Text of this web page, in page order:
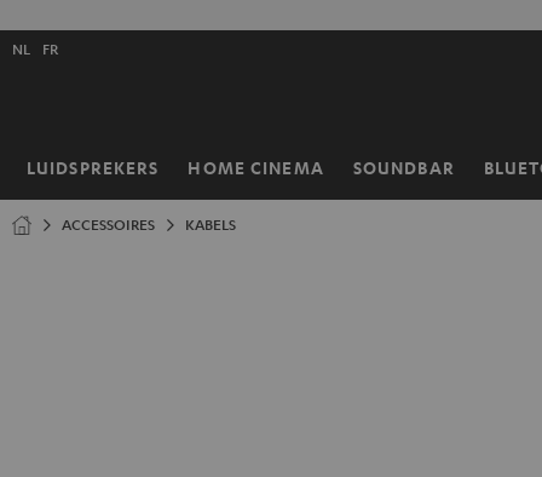
LUIDSPREKERS HOME CINEMA SOUNDBAR
Selecteer
NL FR
Home
ACCESSOIRES KABELS